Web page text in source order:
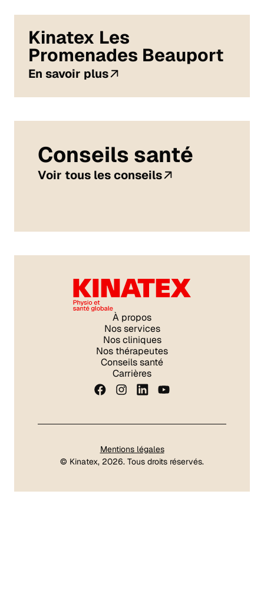
Kinatex Les
Promenades Beauport
En savoir plus
Conseils santé
Voir tous les conseils
À propos
Nos services
Nos cliniques
Nos thérapeutes
Conseils santé
Carrières
Mentions légales
© Kinatex, 2026. Tous droits réservés.